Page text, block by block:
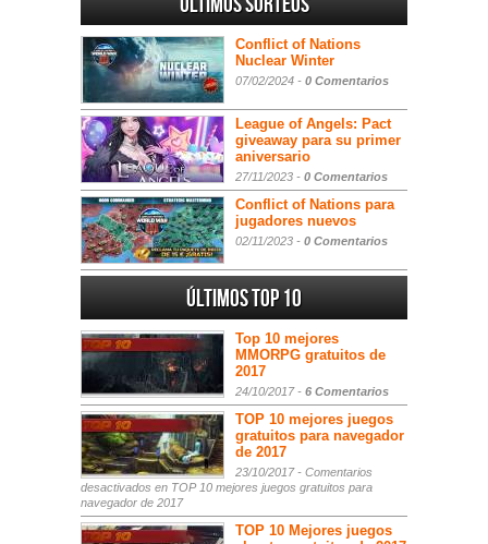
Conflict of Nations
Nuclear Winter
07/02/2024 - 0 Comentarios
League of Angels: Pact
giveaway para su primer
aniversario
27/11/2023 - 0 Comentarios
Conflict of Nations para
jugadores nuevos
02/11/2023 - 0 Comentarios
Últimos Top 10
Top 10 mejores
MMORPG gratuitos de
2017
24/10/2017 - 6 Comentarios
TOP 10 mejores juegos
gratuitos para navegador
de 2017
23/10/2017 - Comentarios
desactivados en TOP 10 mejores juegos gratuitos para
navegador de 2017
TOP 10 Mejores juegos